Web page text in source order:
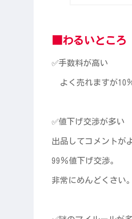
■わるいところ
✅手数料が高い
よく売れますが10
✅値下げ交渉が多い
出品してコメントが
99％値下げ交渉。
非常にめんどくさい。